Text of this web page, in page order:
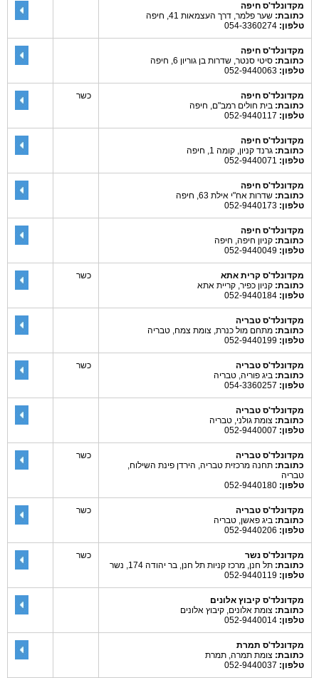
מקדונלד'ס חיפה
כתובת: שער פלמר, דרך העצמאות 41, חיפה
טלפון:
מקדונלד'ס חיפה
כתובת: סיטי סנטר, שדרות בן גוריון 6, חיפה
טלפון:
מקדונלד'ס חיפה
כתובת: בית חולים רמב"ם, חיפה
טלפון:
כשר
מקדונלד'ס חיפה
כתובת: גרנד קניון, קומה 1, חיפה
טלפון:
מקדונלד'ס חיפה
כתובת: שדרות אח"י אילת 63, חיפה
טלפון:
מקדונלד'ס חיפה
כתובת: קניון חיפה, חיפה
טלפון:
מקדונלד'ס קרית אתא
כתובת: קניון כפיר, קריית אתא
טלפון:
כשר
מקדונלד'ס טבריה
כתובת: מתחם מול כנרת, צומת צמח, טבריה
טלפון:
מקדונלד'ס טבריה
כתובת: ביג פוריה, טבריה
טלפון:
כשר
מקדונלד'ס טבריה
כתובת: צומת גולני, טבריה
טלפון:
מקדונלד'ס טבריה
כתובת: תחנה מרכזית טבריה, הירדן פינת השילוח,
טבריה
טלפון:
כשר
מקדונלד'ס טבריה
כתובת: ביג פאשן, טבריה
טלפון:
כשר
מקדונלד'ס נשר
כתובת: תל חנן, מרכז קניות תל חנן, בר יהודה 174, נשר
טלפון:
כשר
מקדונלד'ס קיבוץ אלונים
כתובת: צומת אלונים, קיבוץ אלונים
טלפון:
מקדונלד'ס תמרת
כתובת: צומת תמרה, תמרת
טלפון: